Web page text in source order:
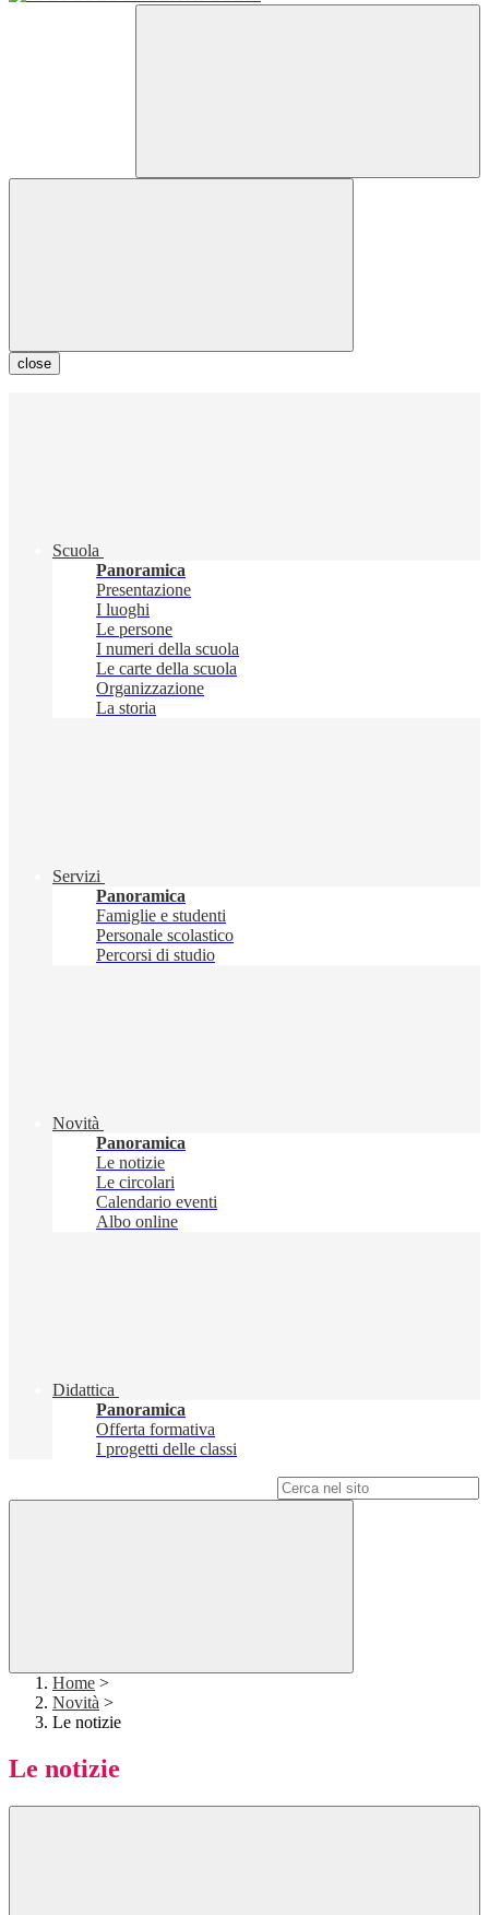
close
Scuola
Panoramica
Presentazione
I luoghi
Le persone
I numeri della scuola
Le carte della scuola
Organizzazione
La storia
Servizi
Panoramica
Famiglie e studenti
Personale scolastico
Percorsi di studio
Novità
Panoramica
Le notizie
Le circolari
Calendario eventi
Albo online
Didattica
Panoramica
Offerta formativa
I progetti delle classi
Home >
Novità >
Le notizie
Le notizie